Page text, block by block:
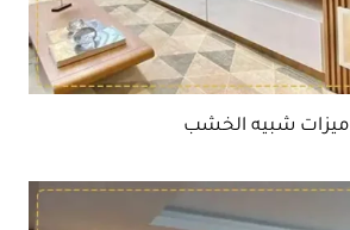
ميزات شبيه الخشب